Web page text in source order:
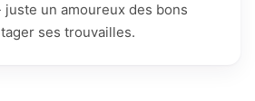
un amoureux des bons
ses trouvailles.